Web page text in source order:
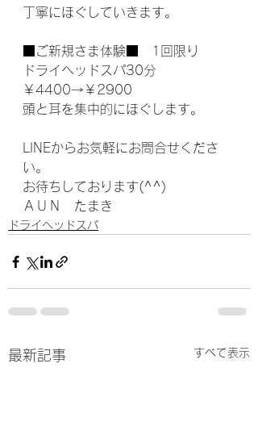
丁寧にほぐしていきます。
■ご新規さま体験■　1回限り
ドライヘッドスパ30分
￥4400→￥2900
頭と耳を集中的にほぐします。
LINEからお気軽にお問合せくださ
い。
お待ちしております(^^)
ＡＵＮ　たまき
ドライヘッドスパ
最新記事 すべて表示